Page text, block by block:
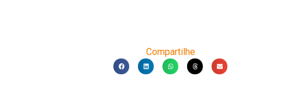
Compartilhe